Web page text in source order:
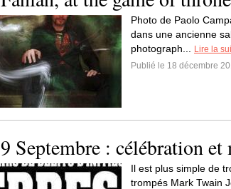
Photo de Paolo
dans une ancienne
photograph...
Lire la
Publié le 18 décembre
9 Septembre : célébration et
Il est plus simple de
trompés Mark Twain